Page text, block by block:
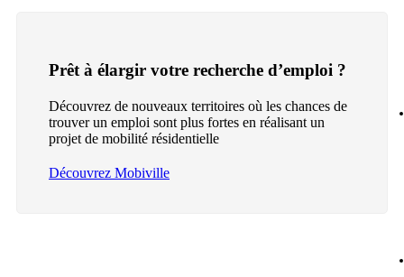
Prêt à élargir votre recherche d’emploi ?
Découvrez de nouveaux territoires où les chances de
trouver un emploi sont plus fortes en réalisant un
projet de mobilité résidentielle
Découvrez Mobiville